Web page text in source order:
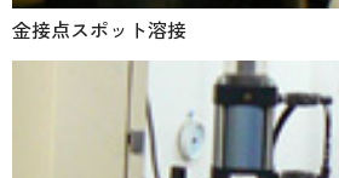
金接点スポット溶接